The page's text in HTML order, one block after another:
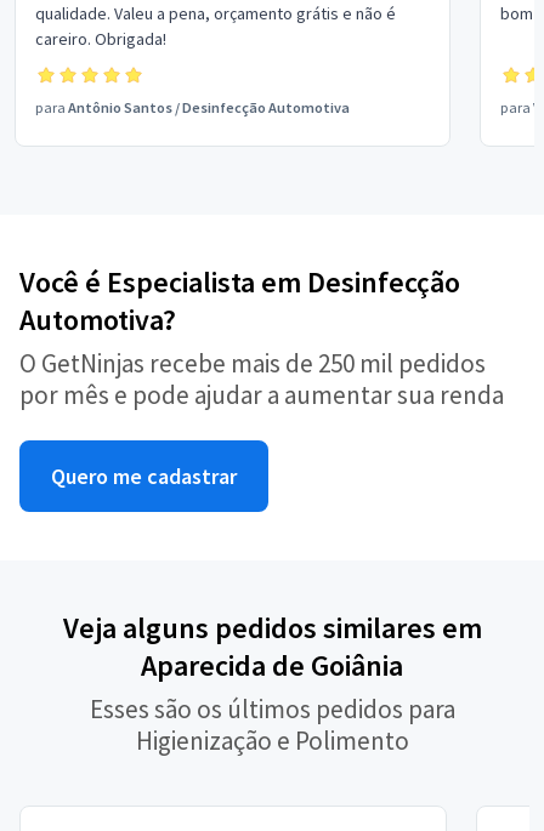
qualidade. Valeu a pena, orçamento grátis e não é
careiro. Obrigada!
para Antônio Santos /Desinfecção Automotiva
bom
para
Você é Especialista em Desinfecção
Automotiva?
O GetNinjas recebe mais de 250 mil pedidos
por mês e pode ajudar a aumentar sua renda
Quero me cadastrar
Veja alguns pedidos similares em
Aparecida de Goiânia
Esses são os últimos pedidos para
Higienização e Polimento